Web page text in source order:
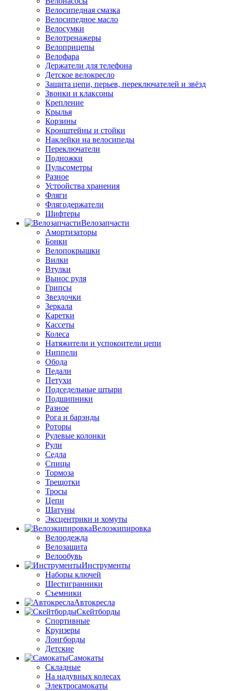
Велосипедная смазка
Велосипедное масло
Велосумки
Велотренажеры
Велоприцепы
Велофара
Держатели для телефона
Детское велокресло
Защита цепи, перьев, переключателей и звёзд
Звонки и клаксоны
Крепление
Крылья
Корзины
Кронштейны и стойки
Наклейки на велосипеды
Переключатели
Подножки
Пульсометры
Разное
Устройства хранения
Фляги
Флягодержатели
Шифтеры
Велозапчасти
Амортизаторы
Бонки
Велопокрышки
Вилки
Втулки
Вынос руля
Грипсы
Звездочки
Зеркала
Каретки
Кассеты
Колеса
Натяжители и успокоители цепи
Ниппели
Обода
Педали
Петухи
Подседельные штыри
Подшипники
Разное
Рога и барэнды
Роторы
Рулевые колонки
Рули
Седла
Спицы
Тормоза
Трещотки
Тросы
Цепи
Шатуны
Эксцентрики и хомуты
Велоэкипировка
Велоодежда
Велозащита
Велообувь
Инструменты
Наборы ключей
Шестигранники
Съемники
Автокресла
Скейтборды
Спортивные
Круизеры
Лонгборды
Детские
Самокаты
Складные
На надувных колесах
Электросамокаты